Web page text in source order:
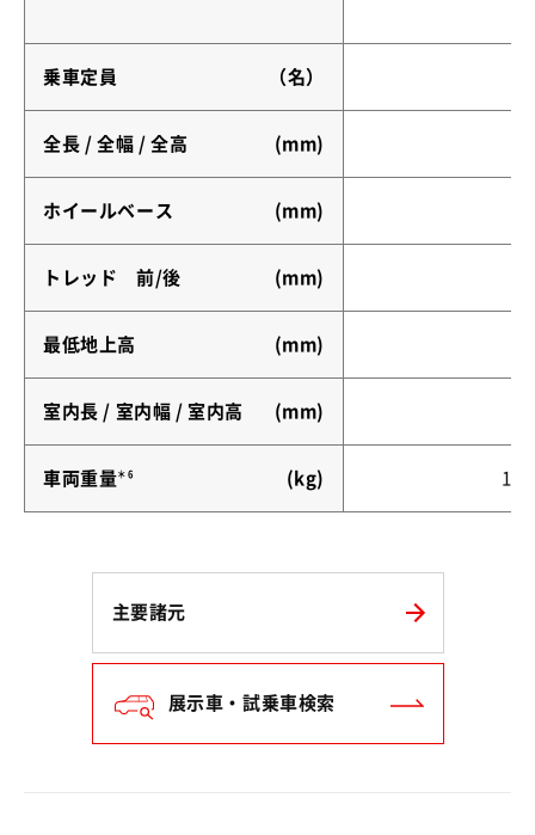
乗車定員 （名）
全長 / 全幅 / 全高 (mm)
ホイールベース (mm)
トレッド 前/後 (mm)
最低地上高 (mm)
室内長 / 室内幅 / 室内高 (mm)
車両重量＊6 (kg)
主要諸元
展示車・試乗車検索